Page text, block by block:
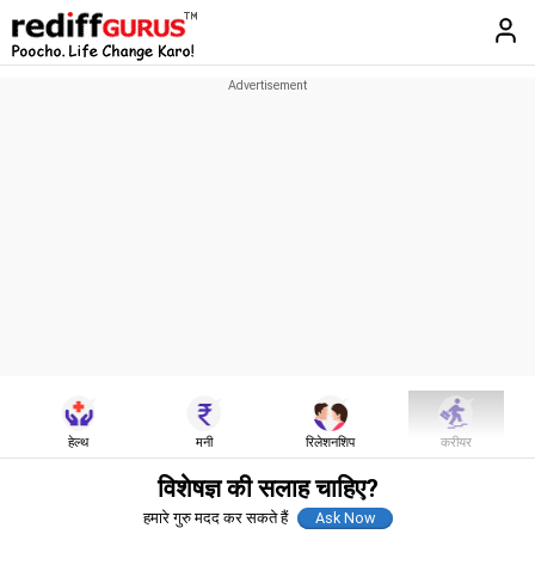
हेल्थ मनी रिलेशनशिप करीयर
विशेषज्ञ की सलाह चाहिए?
हमारे गुरु मदद कर सकते हैं